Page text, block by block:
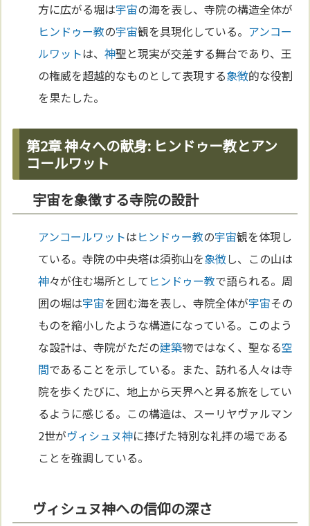
方に広がる堀は宇宙の海を表し、寺院の構造全体が
ヒンドゥー教の宇宙観を具現化している。 アンコー
ルワットは、神聖と現実が交差する舞台であり、王
の権威を超越的なものとして表現する象徴的な役割
を果たした。
第2章 神々への献身: ヒンドゥー教とアン
コールワット
宇宙を象徴する寺院の設計
アンコールワットはヒンドゥー教の宇宙観を体現し
ている。寺院の中央塔は須弥山を象徴し、この山は
神々が住む場所として ヒンドゥー教で語られる。周
囲の堀は宇宙を囲む海を表し、寺院全体が宇宙その
ものを縮小したような構造になっている。このよう
な設計は、寺院がただの建築物ではなく、聖なる空
間であることを示している。また、訪れる人々は寺
院を歩くたびに、地上から天界へと昇る旅をしてい
るように感じる。この構造は、スーリヤヴァルマン
2世がヴィシュヌ神に捧げた特別な礼拝の場である
ことを強調している。
ヴィシュヌ神への信仰の深さ